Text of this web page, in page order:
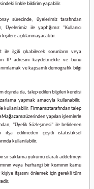
linkle bildirim yapabilir.
sürecinde, üyelerimiz tarafından
ile yaptığımız "Kullanıcı
açıklanmayacaktır.
ile ilgili çıkabilecek sorunların veya
IP adresini kaydetmekte ve bunu
ve kapsamlı demografik bilgi
dışında da, talep edilen bilgileri kendisi
yapmak amacıyla kullanabilir.
kullanılabilir. Firmamıztarafından talep
Mağazamızüzerinden yapılan işlemlerle
"Üyelik Sözleşmesi" ile belirlenen
ifşa edilmeden çeşitli istatistiksel
kullanılabilir.
sır saklama yükümü olarak addetmeyi
veya herhangi bir kısmının kamu
ifşasını önlemek için gerekli tüm